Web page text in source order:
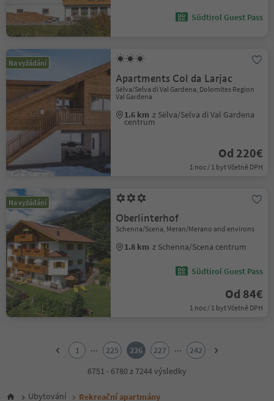
Südtirol Guest Pass
Na vyžádání
Apartments Col da Larjac
Sëlva/Selva di Val Gardena, Dolomites Region
Val Gardena
1.6 km z Sëlva/Selva di Val Gardena
centrum
Od 220€
1 noc / 1 byt Včetně DPH
Na vyžádání
Oberlinterhof
Schenna/Scena, Meran/Merano and environs
1.8 km z Schenna/Scena centrum
Südtirol Guest Pass
Od 84€
1 noc / 1 byt Včetně DPH
6
1 ... 225 226 227 ...
242
6751 - 6780 z 7244 výsledky
Ubytování Rekreační apartmány